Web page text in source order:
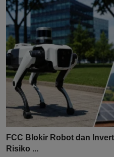
FCC Blokir Robot dan
Risiko ...